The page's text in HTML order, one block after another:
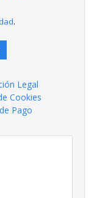
.
Legal
Cookies
Pago